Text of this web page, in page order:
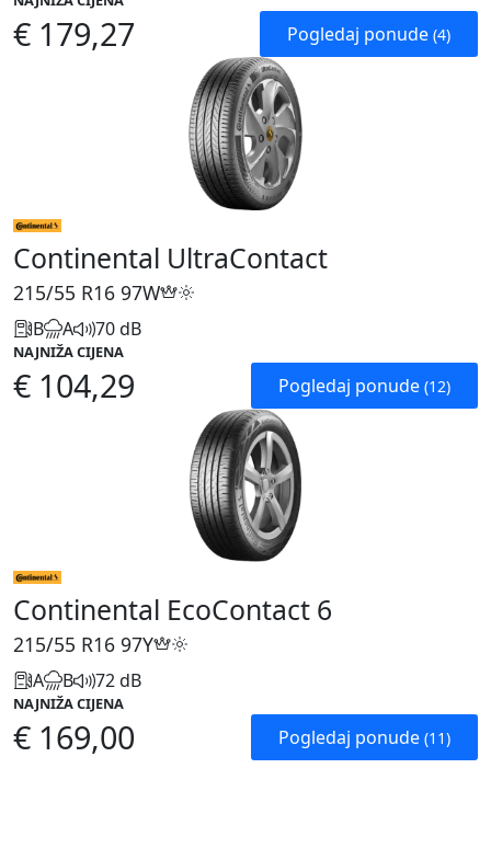
€ 179,27 Pogledaj ponude (4)
Continental UltraContact
215/55 R16 97W
B A 70 dB
NAJNIŽA CIJENA
€ 104,29 Pogledaj ponude (12)
Continental EcoContact 6
215/55 R16 97Y
A B 72 dB
NAJNIŽA CIJENA
€ 169,00 Pogledaj ponude (11)